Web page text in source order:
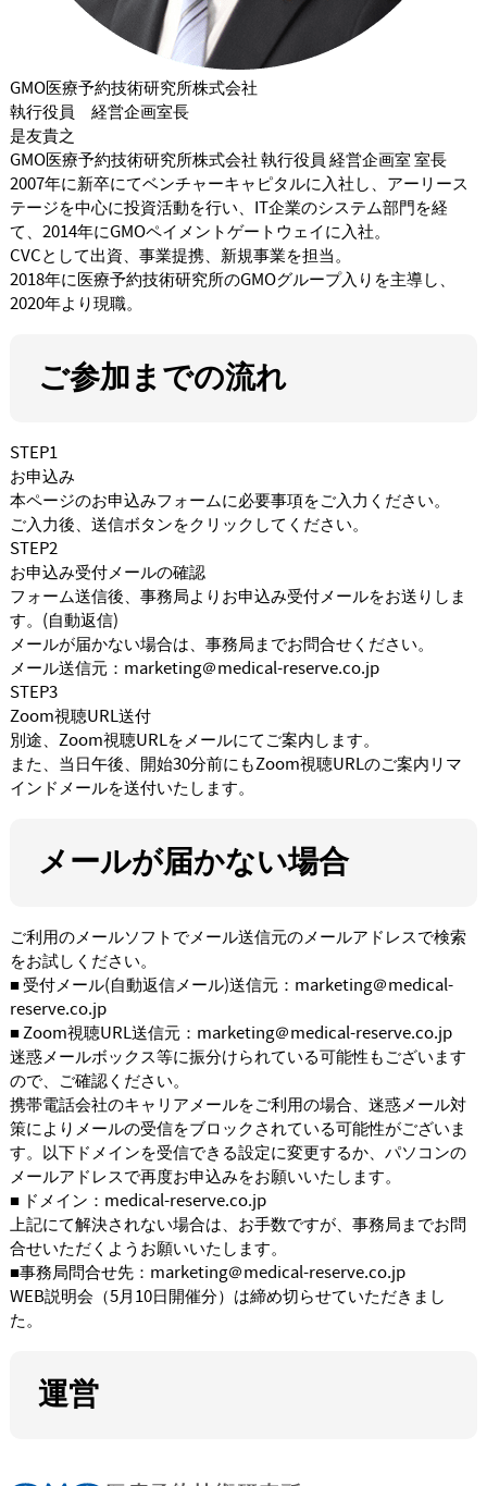
GMO医療予約技術研究所株式会社
執行役員 経営企画室長
是友貴之
GMO医療予約技術研究所株式会社 執行役員 経営企画室 室長
2007年に新卒にてベンチャーキャピタルに入社し、アーリース
テージを中心に投資活動を行い、IT企業のシステム部門を経
て、2014年にGMOペイメントゲートウェイに入社。
CVCとして出資、事業提携、新規事業を担当。
2018年に医療予約技術研究所のGMOグループ入りを主導し、
2020年より現職。
ご参加までの流れ
STEP1
お申込み
本ページのお申込みフォームに必要事項をご入力ください。
ご入力後、送信ボタンをクリックしてください。
STEP2
お申込み受付メールの確認
フォーム送信後、事務局よりお申込み受付メールをお送りしま
す。(自動返信)
メールが届かない場合は、事務局までお問合せください。
メール送信元：marketing＠medical-reserve.co.jp
STEP3
Zoom視聴URL送付
別途、Zoom視聴URLをメールにてご案内します。
また、当日午後、開始30分前にもZoom視聴URLのご案内リマ
インドメールを送付いたします。
メールが届かない場合
ご利用のメールソフトでメール送信元のメールアドレスで検索
をお試しください。
■ 受付メール(自動返信メール)送信元：marketing＠medical-
reserve.co.jp
■ Zoom視聴URL送信元：marketing＠medical-reserve.co.jp
迷惑メールボックス等に振分けられている可能性もございます
ので、ご確認ください。
携帯電話会社のキャリアメールをご利用の場合、迷惑メール対
策によりメールの受信をブロックされている可能性がございま
す。以下ドメインを受信できる設定に変更するか、パソコンの
メールアドレスで再度お申込みをお願いいたします。
■ ドメイン：medical-reserve.co.jp
上記にて解決されない場合は、お手数ですが、事務局までお問
合せいただくようお願いいたします。
■事務局問合せ先：marketing＠medical-reserve.co.jp
WEB説明会（5月10日開催分）は締め切らせていただきまし
た。
運営